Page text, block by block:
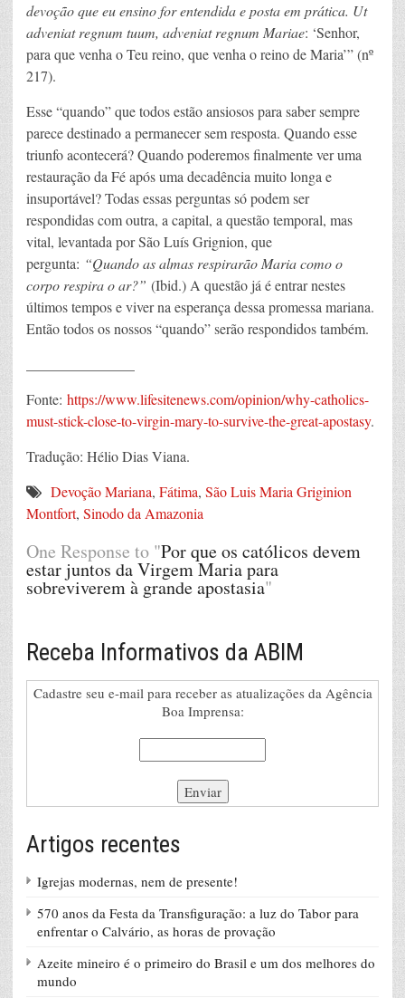
devoção que eu ensino for entendida e posta em prática. Ut
adveniat regnum tuum, adveniat regnum Mariae: ‘Senhor,
para que venha o Teu reino, que venha o reino de Maria’” (nº
217).
Esse “quando” que todos estão ansiosos para saber sempre
parece destinado a permanecer sem resposta. Quando esse
triunfo acontecerá? Quando poderemos finalmente ver uma
restauração da Fé após uma decadência muito longa e
insuportável? Todas essas perguntas só podem ser
respondidas com outra, a capital, a questão temporal, mas
vital, levantada por São Luís Grignion, que
pergunta: “Quando as almas respirarão Maria como o
corpo respira o ar?” (Ibid.) A questão já é entrar nestes
últimos tempos e viver na esperança dessa promessa mariana.
Então todos os nossos “quando” serão respondidos também.
Fonte: https://www.lifesitenews.com/opinion/why-catholics-
must-stick-close-to-virgin-mary-to-survive-the-great-apostasy.
Tradução: Hélio Dias Viana.
Devoção Mariana, Fátima, São Luis Maria Griginion
Montfort, Sinodo da Amazonia
One Response to "Por que os católicos devem
estar juntos da Virgem Maria para
sobreviverem à grande apostasia"
Receba Informativos da ABIM
Cadastre seu e-mail para receber as atualizações da Agência
Boa Imprensa:
Artigos recentes
Igrejas modernas, nem de presente!
570 anos da Festa da Transfiguração: a luz do Tabor para
enfrentar o Calvário, as horas de provação
Azeite mineiro é o primeiro do Brasil e um dos melhores do
mundo